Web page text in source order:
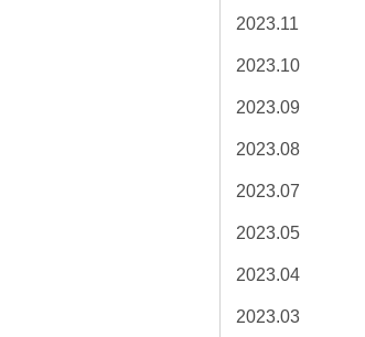
2023.11
2023.10
2023.09
2023.08
2023.07
2023.05
2023.04
2023.03